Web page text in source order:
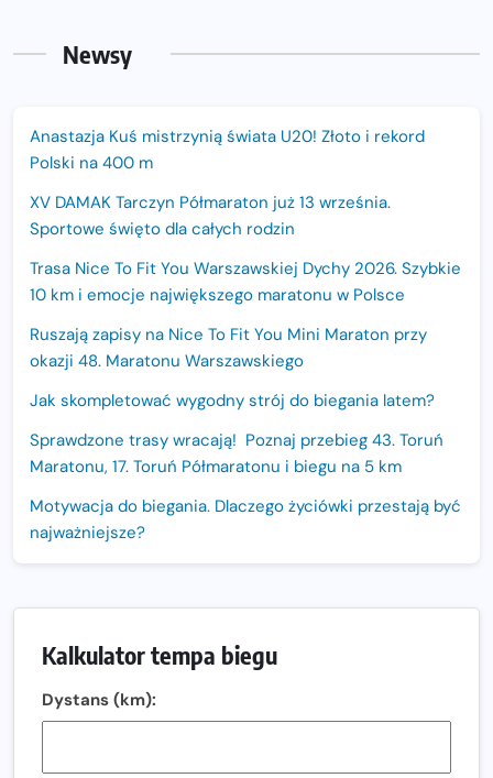
Newsy
Anastazja Kuś mistrzynią świata U20! Złoto i rekord
Polski na 400 m
XV DAMAK Tarczyn Półmaraton już 13 września.
Sportowe święto dla całych rodzin
Trasa Nice To Fit You Warszawskiej Dychy 2026. Szybkie
10 km i emocje największego maratonu w Polsce
Ruszają zapisy na Nice To Fit You Mini Maraton przy
okazji 48. Maratonu Warszawskiego
Jak skompletować wygodny strój do biegania latem?
Sprawdzone trasy wracają! Poznaj przebieg 43. Toruń
Maratonu, 17. Toruń Półmaratonu i biegu na 5 km
Motywacja do biegania. Dlaczego życiówki przestają być
najważniejsze?
Sprawdzony przebieg i profil stworzony do szybkiego
biegania
Amazfit Balance 3: Kompleksowe narzędzie dla biegacza
Kalkulator tempa biegu
Dystans (km):